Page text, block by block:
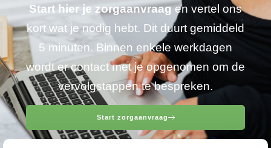
Start hier je zorgaanvraagen vertel ons
kort wat je nodig hebt. Dit duurt gemiddeld
5 minuten. Binnen enkele werkdagen
wordt er contact met je opgenomen om de
vervolgstappen te bespreken.
Start zorgaanvraag